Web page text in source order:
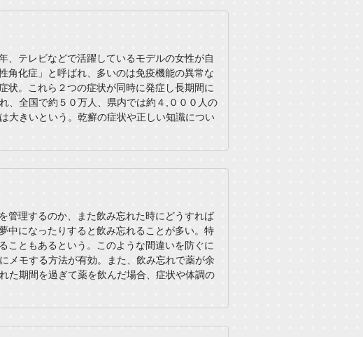
、テレビなどで活躍しているモデルの女性が自
角化症」と呼ばれ、多いのは免疫機能の異常な
状。これら２つの症状が同時に発症し長期間に
、全国で約５０万人、県内では約４,０００人の
大きいという。乾癬の症状や正しい知識につい
管理するのか、また飲み忘れた時にどうすれば
中になったりすると飲み忘れることが多い。特
こともあるという。このような間違いを防ぐに
メモする方法が有効。また、飲み忘れで薬が余
た期間を過ぎて薬を飲んだ場合、症状や体調の